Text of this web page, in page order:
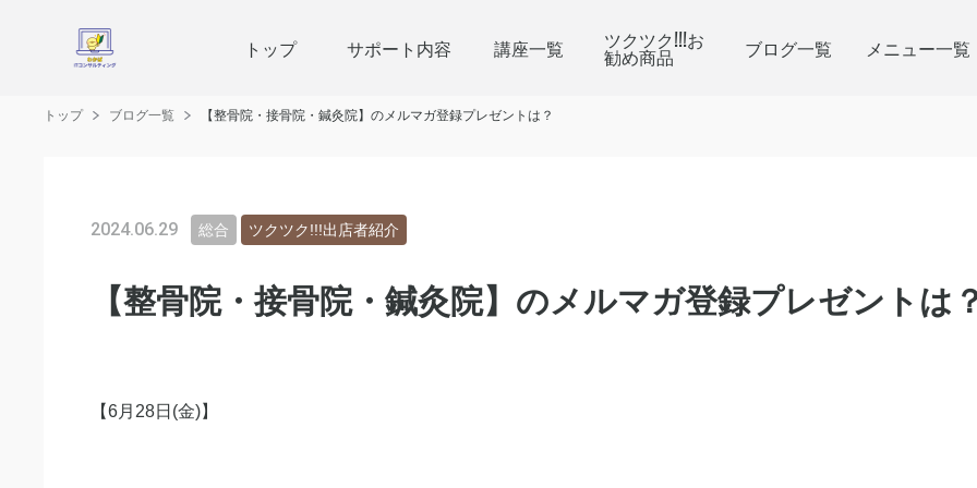
トップ サポート内容 講座一覧 ツクツク!!!お
勧め商品 ブログ一覧 メニュー一覧
トップ ブログ一覧 【整骨院・接骨院・鍼灸院】のメルマガ登録プレゼントは？
2024.06.29 総合 ツクツク!!!出店者紹介
【整骨院・接骨院・鍼灸院】のメルマガ登録プレゼントは
【6月28日(金)】